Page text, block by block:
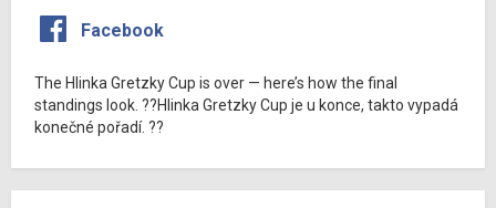
Facebook
The Hlinka Gretzky Cup is over — here’s how the final
standings look. ??Hlinka Gretzky Cup je u konce, takto vypadá
konečné pořadí. ??